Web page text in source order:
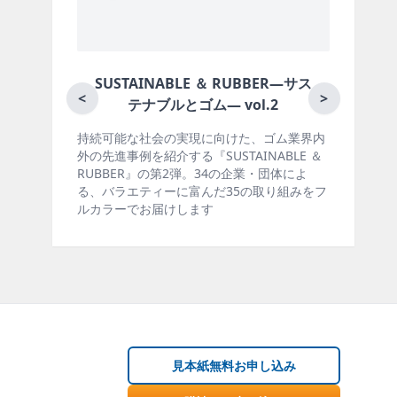
< >
SUSTAINABLE ＆ RUBBER―サス
テナブルとゴム― vol.2
持続可能な社会の実現に向けた、ゴム業界内
外の先進事例を紹介する『SUSTAINABLE ＆
RUBBER』の第2弾。34の企業・団体によ
る、バラエティーに富んだ35の取り組みをフ
ルカラーでお届けします
見本紙無料お申し込み